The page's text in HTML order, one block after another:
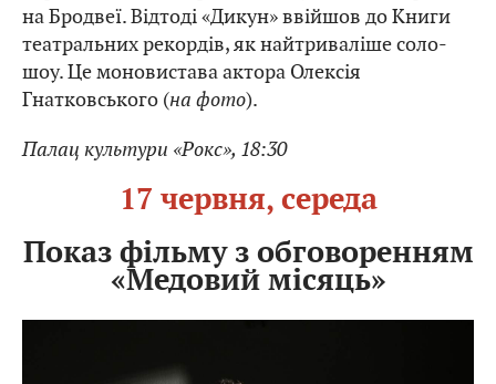
на Бродвеї. Відтоді «Дикун» ввійшов до Книги
театральних рекордів, як найтриваліше соло-
шоу. Це моновистава актора Олексія
Гнатковського (на фото).
Палац культури «Рокс», 18:30
17 червня, середа
Показ фільму з обговоренням
«Медовий місяць»